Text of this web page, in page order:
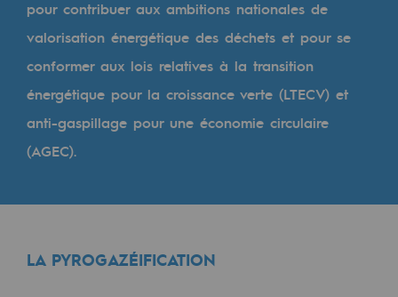
Les énergies d'avenir
Notre vision
Gaz renouvelables et procédés durables
Gaz renouvelables et procédés
Pyrogazéification et gazéification
Méthanation
pour contribuer aux ambitions nationales de
valorisation énergétique des déchets et pour se
conformer aux lois relatives à la transition
énergétique pour la croissance verte (LTECV) et
anti-gaspillage pour une économie circulaire
(AGEC).
LA PYROGAZÉIFICATION